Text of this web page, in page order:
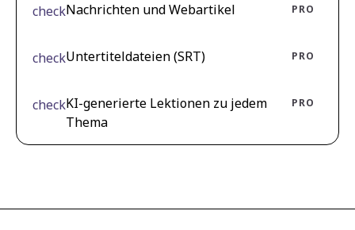
checkNachrichten und Webartikel PRO
checkUntertiteldateien (SRT) PRO
checkKI-generierte Lektionen zu jedem
Thema
PRO